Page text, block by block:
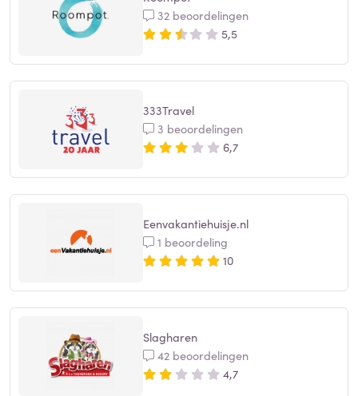
32 beoordelingen
5,5
333Travel
3 beoordelingen
6,7
Eenvakantiehuisje.nl
1 beoordeling
10
Slagharen
42 beoordelingen
4,7